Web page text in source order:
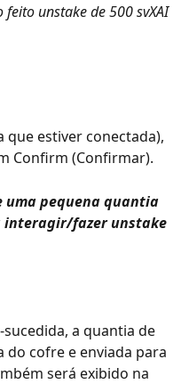
unstake de 500 svXAI
que estiver conectada),
Confirm (Confirmar).
uma pequena quantia
interagir/fazer unstake
a quantia de
do cofre e enviada para
será exibido na